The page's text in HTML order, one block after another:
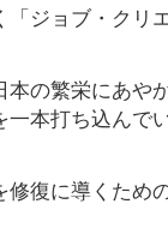
ジョブ・クリ
の繁栄にあや
本打ち込んで
復に導くため